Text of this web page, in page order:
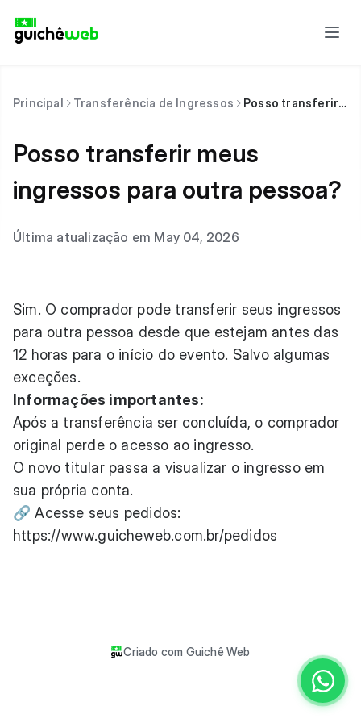
Principal Transferência de Ingressos Posso transferir meus ingressos para outra pessoa?
Posso transferir meus
ingressos para outra pessoa?
Última atualização em May 04, 2026
Sim. O comprador pode transferir seus ingressos
para outra pessoa desde que estejam antes das
12 horas para o início do evento. Salvo algumas
exceções.
Informações importantes:
Após a transferência ser concluída, o comprador
original perde o acesso ao ingresso.
O novo titular passa a visualizar o ingresso em
sua própria conta.
🔗 Acesse seus pedidos:
https://www.guicheweb.com.br/pedidos
Criado com Guichê Web